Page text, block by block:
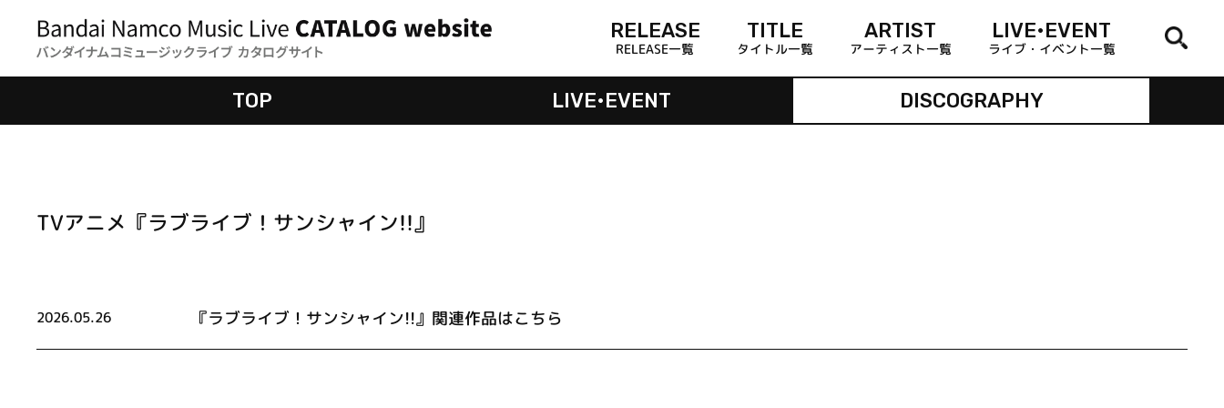
RELEASE
RELEASE一覧
TITLE
タイトル一覧
ARTIST
アーティスト一覧
LIVE•EVENT
ライブ・イベント一覧
TOP LIVE•EVENT DISCOGRAPHY
TVアニメ『ラブライブ！サンシャイン!!』
2026.05.26 『ラブライブ！サンシャイン!!』関連作品はこちら